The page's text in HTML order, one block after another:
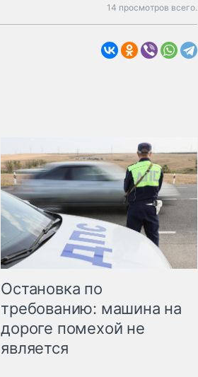
14 просмотров всего.
Остановка по
требованию: машина на
дороге помехой не
является